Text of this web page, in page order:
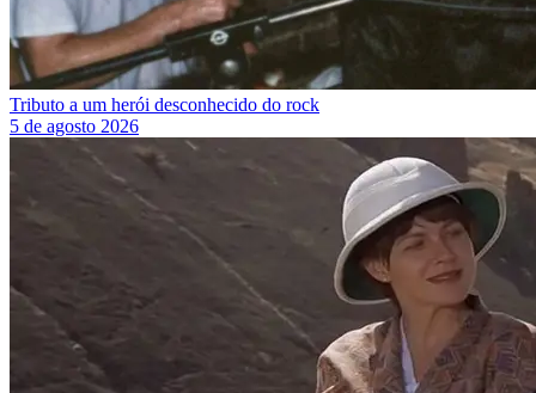
Tributo a um herói desconhecido do rock
5 de agosto 2026